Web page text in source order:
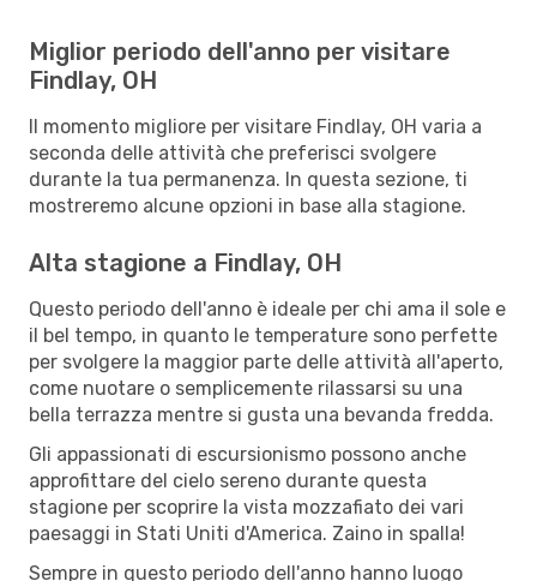
Miglior periodo dell'anno per visitare
Findlay, OH
Il momento migliore per visitare Findlay, OH varia a
seconda delle attività che preferisci svolgere
durante la tua permanenza. In questa sezione, ti
mostreremo alcune opzioni in base alla stagione.
Alta stagione a Findlay, OH
Questo periodo dell'anno è ideale per chi ama il sole e
il bel tempo, in quanto le temperature sono perfette
per svolgere la maggior parte delle attività all'aperto,
come nuotare o semplicemente rilassarsi su una
bella terrazza mentre si gusta una bevanda fredda.
Gli appassionati di escursionismo possono anche
approfittare del cielo sereno durante questa
stagione per scoprire la vista mozzafiato dei vari
paesaggi in Stati Uniti d'America. Zaino in spalla!
Sempre in questo periodo dell'anno hanno luogo